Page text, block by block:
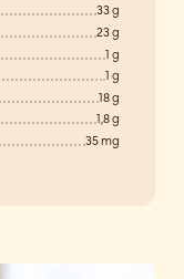
33 g
23 g
1 g
1 g
18 g
1,8 g
35 mg